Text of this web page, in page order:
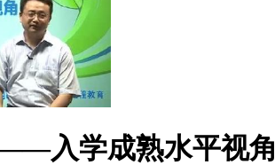
入学成熟水平视角